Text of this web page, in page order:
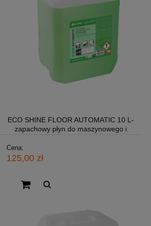
ECO SHINE FLOOR AUTOMATIC 10 L-
zapachowy płyn do maszynowego i
Cena:
125,00 zł